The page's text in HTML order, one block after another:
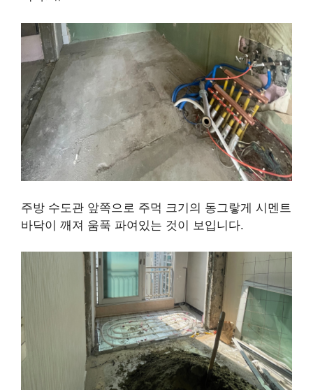
주방 수도관 앞쪽으로 주먹 크기의 동그랗게 시멘트
바닥이 깨져 움푹 파여있는 것이 보입니다.